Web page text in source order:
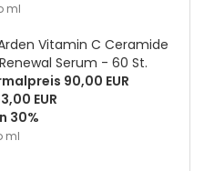
ml
Vitamin C Ceramide
Serum - 60 St.
90,00 EUR
EUR
30%
ml